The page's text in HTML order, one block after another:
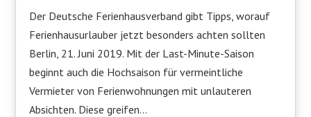
Der Deutsche Ferienhausverband gibt Tipps, worauf
Ferienhausurlauber jetzt besonders achten sollten
Berlin, 21. Juni 2019. Mit der Last-Minute-Saison
beginnt auch die Hochsaison für vermeintliche
Vermieter von Ferienwohnungen mit unlauteren
Absichten. Diese greifen...